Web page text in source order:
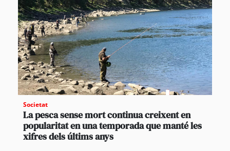
Societat
La pesca sense mort continua creixent en
popularitat en una temporada que manté les
xifres dels últims anys